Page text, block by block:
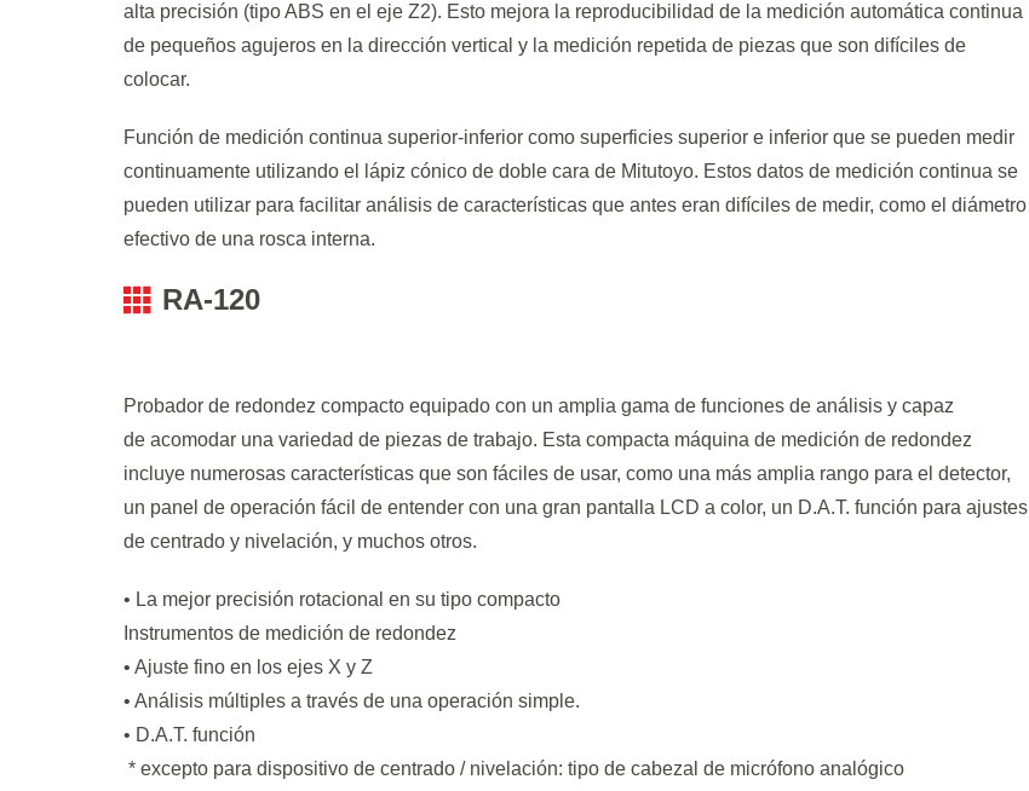
alta precisión (tipo ABS en el eje Z2). Esto mejora la reproducibilidad de la medición automática continua
de pequeños agujeros en la dirección vertical y la medición repetida de piezas que son difíciles de
colocar.
Función de medición continua superior-inferior como superficies superior e inferior que se pueden medir
continuamente utilizando el lápiz cónico de doble cara de Mitutoyo. Estos datos de medición continua se
pueden utilizar para facilitar análisis de características que antes eran difíciles de medir, como el diámetro
efectivo de una rosca interna.
RA-120
Probador de redondez compacto equipado con un amplia gama de funciones de análisis y capaz
de acomodar una variedad de piezas de trabajo. Esta compacta máquina de medición de redondez
incluye numerosas características que son fáciles de usar, como una más amplia rango para el detector,
un panel de operación fácil de entender con una gran pantalla LCD a color, un D.A.T. función para ajustes
de centrado y nivelación, y muchos otros.
• La mejor precisión rotacional en su tipo compacto
Instrumentos de medición de redondez
• Ajuste fino en los ejes X y Z
• Análisis múltiples a través de una operación simple.
• D.A.T. función
* excepto para dispositivo de centrado / nivelación: tipo de cabezal de micrófono analógico